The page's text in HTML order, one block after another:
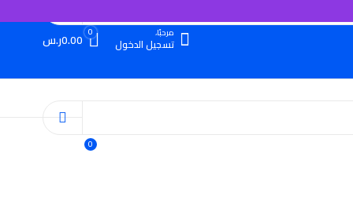
مرحبًا،
تسجيل الدخول
0
0.00ر.س
0